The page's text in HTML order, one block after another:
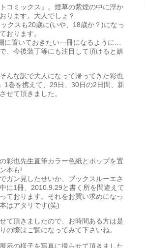
コミックス』。煙草の紫煙の中に浮か
ります。大人でしょ？
クスも20歳に(いや、18歳か？)になっ
おります。
に置いておきたい一冊になるように…
、今後装丁等にも注目して頂けると嬉
んな訳で大人になって帰ってきた彩也
1巻を携えて、29日、30日の2日間、新
せて頂きました。
彩也先生直筆カラー色紙とポップを置
本も!
ガン見したせいか、ブックスルーエさ
に1冊、2010.9.29と書く所を間違えて
ております。それをお買い求めになっ
はアタリです(笑)
て頂きましたので、お時間ある方は是
の際はご覧になってみて下さいね。
示の様子を写真に撮らせて頂きました